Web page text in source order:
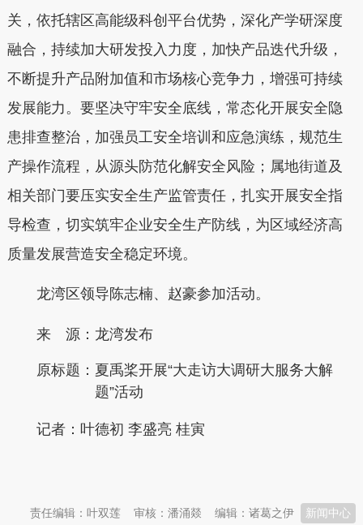
关，依托辖区高能级科创平台优势，深化产学研深度
融合，持续加大研发投入力度，加快产品迭代升级，
不断提升产品附加值和市场核心竞争力，增强可持续
发展能力。要坚决守牢安全底线，常态化开展安全隐
患排查整治，加强员工安全培训和应急演练，规范生
产操作流程，从源头防范化解安全风险；属地街道及
相关部门要压实安全生产监管责任，扎实开展安全指
导检查，切实筑牢企业安全生产防线，为区域经济高
质量发展营造安全稳定环境。
龙湾区领导陈志楠、赵豪参加活动。
来 源：龙湾发布
原标题： 夏禹桨开展“大走访大调研大服务大解
题”活动
记者：叶德初 李盛亮 桂寅
新闻中心
编辑：诸葛之伊
审核：潘涌燚
责任编辑：叶双莲